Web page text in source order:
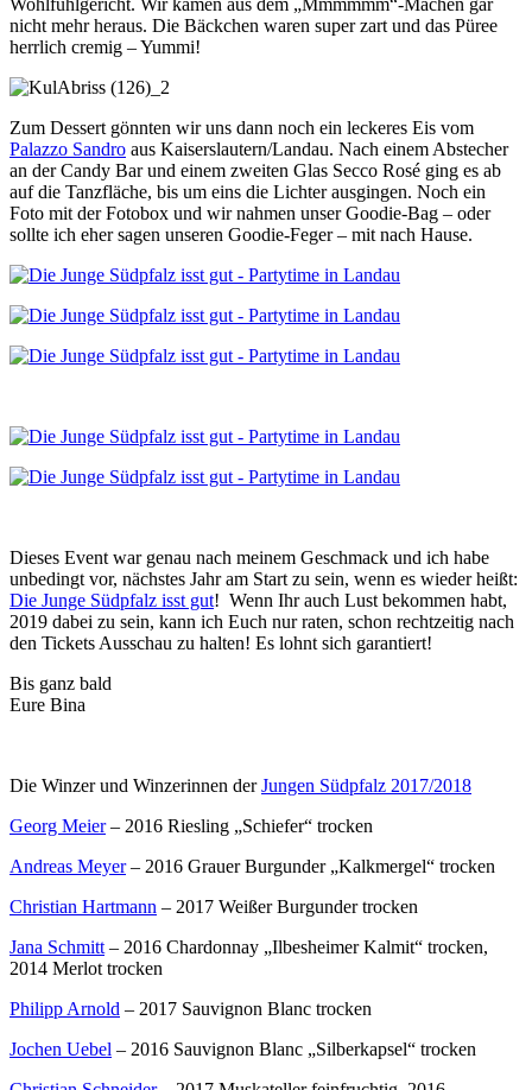
nicht mehr heraus. Die Bäckchen waren super zart und das Püree
herrlich cremig – Yummi!
Zum Dessert gönnten wir uns dann noch ein leckeres Eis vom
Palazzo Sandro aus Kaiserslautern/Landau. Nach einem Abstecher
an der Candy Bar und einem zweiten Glas Secco Rosé ging es ab
auf die Tanzfläche, bis um eins die Lichter ausgingen. Noch ein
Foto mit der Fotobox und wir nahmen unser Goodie-Bag – oder
sollte ich eher sagen unseren Goodie-Feger – mit nach Hause.
Dieses Event war genau nach meinem Geschmack und ich habe
unbedingt vor, nächstes Jahr am Start zu sein, wenn es wieder heißt:
Die Junge Südpfalz isst gut! Wenn Ihr auch Lust bekommen habt,
2019 dabei zu sein, kann ich Euch nur raten, schon rechtzeitig nach
den Tickets Ausschau zu halten! Es lohnt sich garantiert!
Bis ganz bald
Eure Bina
Die Winzer und Winzerinnen derJungen Südpfalz 2017/2018
Georg Meier– 2016 Riesling „Schiefer“ trocken
Andreas Meyer– 2016 Grauer Burgunder „Kalkmergel“ trocken
Christian Hartmann – 2017 Weißer Burgunder trocken
Jana Schmitt – 2016 Chardonnay „Ilbesheimer Kalmit“ trocken,
2014 Merlot trocken
Philipp Arnold – 2017 Sauvignon Blanc trocken
Jochen Uebel – 2016 Sauvignon Blanc „Silberkapsel“ trocken